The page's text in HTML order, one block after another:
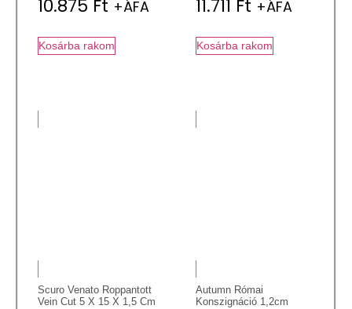
10.875 Ft +ÁFA
Kosárba rakom
11.711 Ft +ÁFA
Kosárba rakom
Scuro Venato Roppantott
Vein Cut 5 X 15 X 1,5 Cm
Autumn Római
Konszignáció 1,2cm